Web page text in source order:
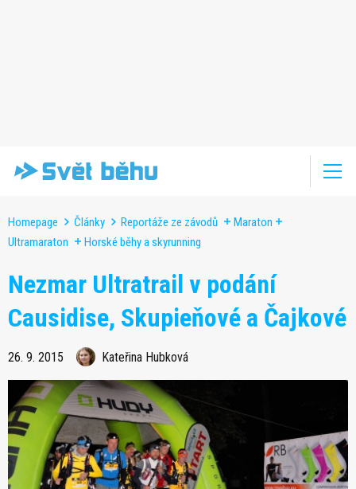
Homepage Články Reportáže ze závodů
Maraton
Ultramaraton
Horské běhy a skyrunning
Nezmar Ultratrail v podání
Causidise, Skupieňové a Čajkové
26. 9. 2015 Kateřina Hubková